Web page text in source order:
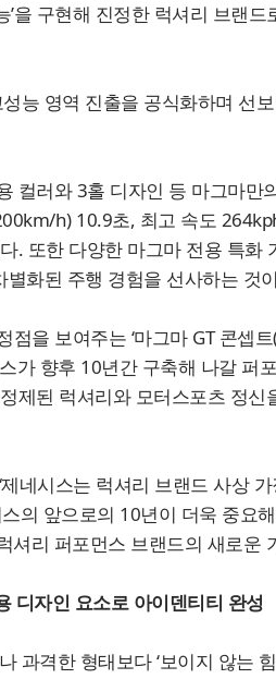
’을 구현해 진정한 럭셔리 브랜
능 영역 진출을 공식화하며 선
컬러와 3홀 디자인 등 마그마만
h) 10.9초, 최고 속도
. 또한 다양한 마그마 전용 특화
화된 주행 경험을 선사하는 것
점을 보여주는 ‘마그마 GT 콘셉
가 향후 10년간 구축해 나갈 퍼
제된 럭셔리와 모터스포츠 정
네시스는 럭셔리 브랜드 사상
의 앞으로의 10년이 더욱 중요
셔리 퍼포먼스 브랜드의 새로운
디자인 요소로 아이덴티티 완성
과격한 형태보다 ‘보이지 않는